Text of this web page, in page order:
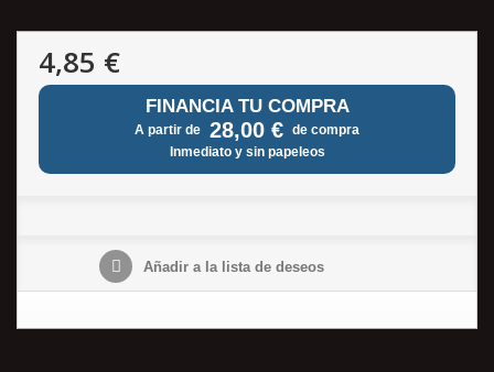
4,85 €
FINANCIA TU COMPRA
A partir de 28,00 € de compra
Inmediato y sin papeleos
Añadir a la lista de deseos